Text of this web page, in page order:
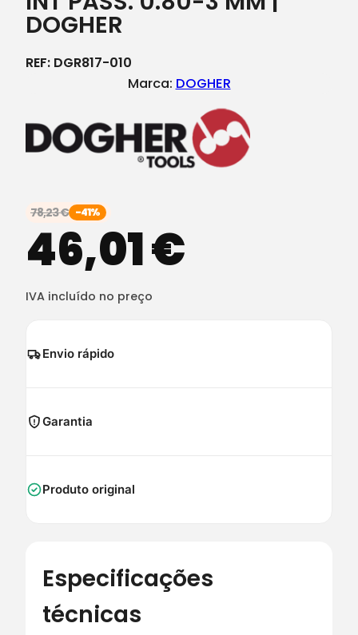
DOGHER
REF: DGR817-010
Marca: DOGHER
78,23€ -41%
46,01€
IVA incluído no preço
Envio rápido
Garantia
Produto original
Especificações
técnicas